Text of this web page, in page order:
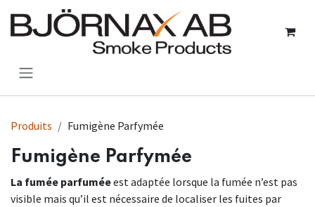
Se rendre au contenu
Produits Fumigène Parfymée
Fumigène Parfymée
La fumée parfuméeest adaptée lorsque la fumée n’est pas
visible mais qu’il est nécessaire de localiser les fuites par